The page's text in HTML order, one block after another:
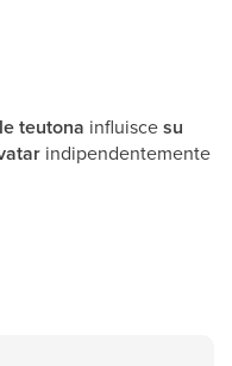
teutona influiscesu
indipendentemente